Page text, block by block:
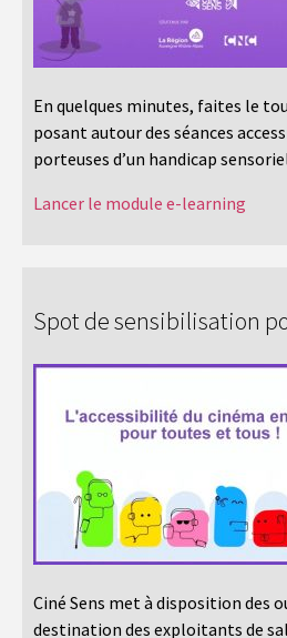
En quelques minutes, faites le
posant autour des séances
porteuses d’un handicap
Lancer le module e-learning
Spot de sensibilisation
Ciné Sens met à disposition des
destination des exploitants de